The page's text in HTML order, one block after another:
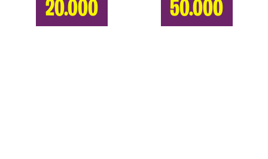
20.000 50.000